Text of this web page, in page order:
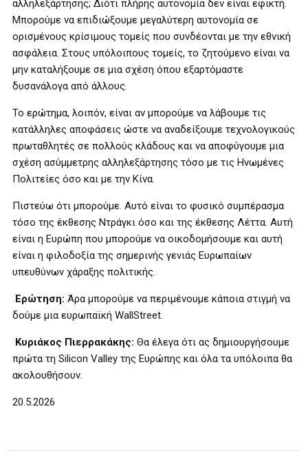
αλληλεξάρτησης; Διότι πλήρης αυτονομία δεν είναι εφικτή.
Μπορούμε να επιδιώξουμε μεγαλύτερη αυτονομία σε
ορισμένους κρίσιμους τομείς που συνδέονται με την εθνική
ασφάλεια. Στους υπόλοιπους τομείς, το ζητούμενο είναι να
μην καταλήξουμε σε μια σχέση όπου εξαρτόμαστε
δυσανάλογα από άλλους.
Το ερώτημα, λοιπόν, είναι αν μπορούμε να λάβουμε τις
κατάλληλες αποφάσεις ώστε να αναδείξουμε τεχνολογικούς
πρωταθλητές σε πολλούς κλάδους και να αποφύγουμε μια
σχέση ασύμμετρης αλληλεξάρτησης τόσο με τις Ηνωμένες
Πολιτείες όσο και με την Κίνα.
Πιστεύω ότι μπορούμε. Αυτό είναι το φυσικό συμπέρασμα
τόσο της έκθεσης Ντράγκι όσο και της έκθεσης Λέττα. Αυτή
είναι η Ευρώπη που μπορούμε να οικοδομήσουμε και αυτή
είναι η φιλοδοξία της σημερινής γενιάς Ευρωπαίων
υπευθύνων χάραξης πολιτικής.
Ερώτηση: Άρα μπορούμε να περιμένουμε κάποια στιγμή να
δούμε μια ευρωπαϊκή WallStreet.
Κυριάκος Πιερρακάκης: Θα έλεγα ότι ας δημιουργήσουμε
πρώτα τη Silicon Valley της Ευρώπης και όλα τα υπόλοιπα θα
ακολουθήσουν.
20.5.2026